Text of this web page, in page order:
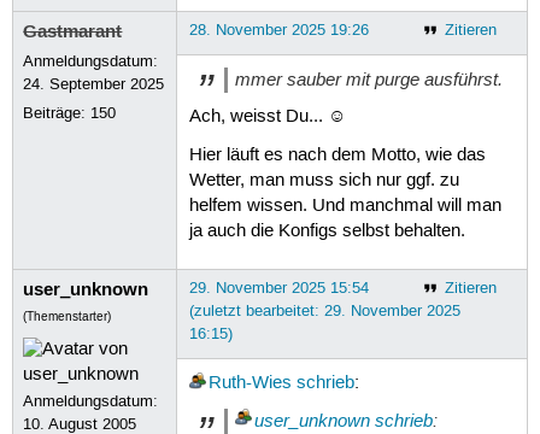
Gastmarant
Anmeldungsdatum:
24. September 2025
Beiträge: 150
Zitieren
28. November 2025 19:26
mmer sauber mit purge ausführst.
Ach, weisst Du... ☺
Hier läuft es nach dem Motto, wie das
Wetter, man muss sich nur ggf. zu
helfem wissen. Und manchmal will man
ja auch die Konfigs selbst behalten.
user_unknown
(Themenstarter)
Anmeldungsdatum:
10. August 2005
Zitieren
29. November 2025 15:54
(zuletzt bearbeitet: 29. November 2025
16:15)
Ruth-Wies schrieb:
user_unknown schrieb: